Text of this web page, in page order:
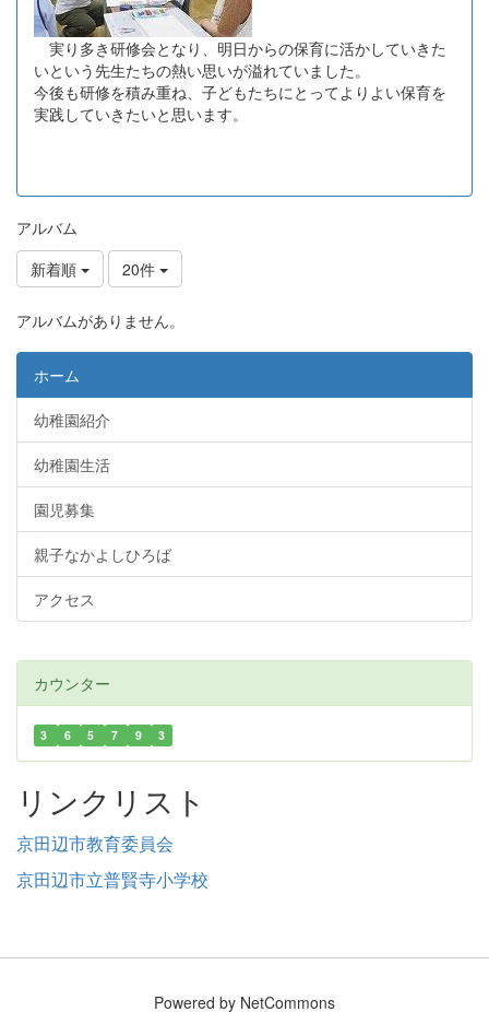
実り多き研修会となり、明日からの保育に活かしていきた
いという先生たちの熱い思いが溢れていました。
今後も研修を積み重ね、子どもたちにとってよりよい保育を
実践していきたいと思います。
アルバム
新着順
20件
アルバムがありません。
ホーム
幼稚園紹介
幼稚園生活
園児募集
親子なかよしひろば
アクセス
カウンター
3 6 5 7 9 3
リンクリスト
京田辺市教育委員会
京田辺市立普賢寺小学校
Powered by NetCommons